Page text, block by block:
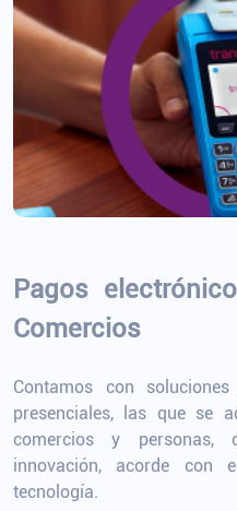
Pagos
Comercios
Contamos con
presenciales, las que se
comercios y personas,
innovación, acorde con
tecnología.